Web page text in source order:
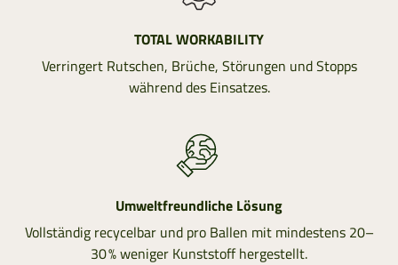
TOTAL WORKABILITY
Verringert Rutschen, Brüche, Störungen und Stopps
während des Einsatzes.
Umweltfreundliche Lösung
Vollständig recycelbar und pro Ballen mit mindestens 20–
30 % weniger Kunststoff hergestellt.